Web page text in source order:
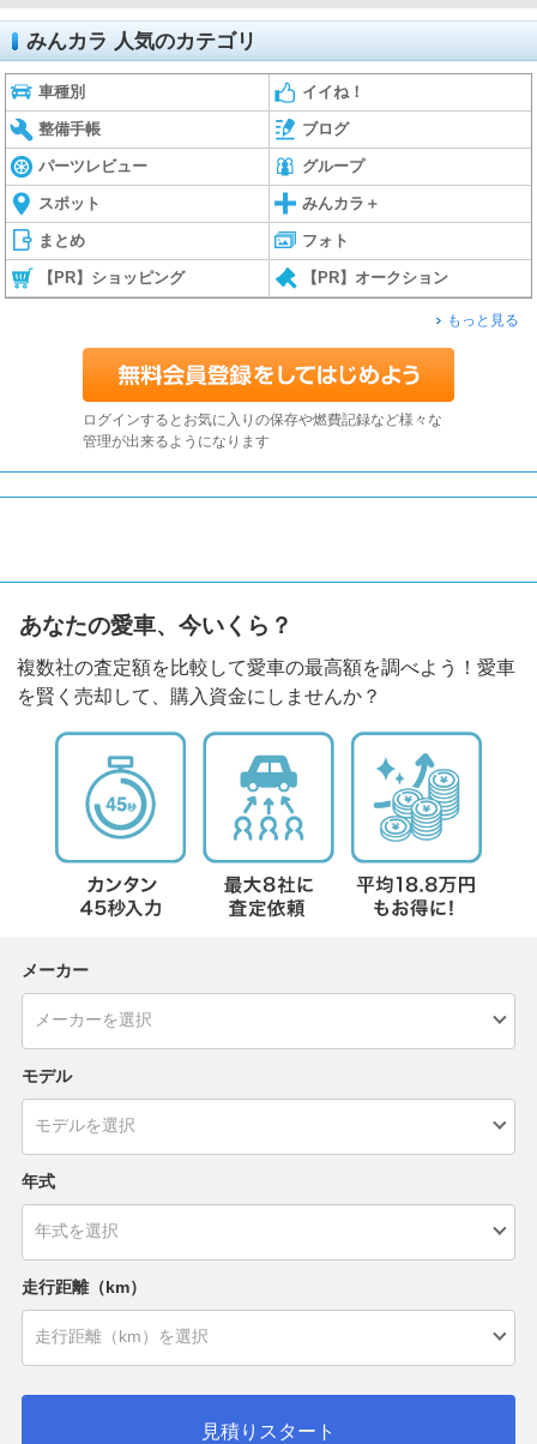
みんカラ 人気のカテゴリ
車種別 イイね！
整備手帳 ブログ
パーツレビュー グループ
スポット みんカラ＋
まとめ フォト
【PR】ショッピング 【PR】オークション
もっと見る
ログインするとお気に入りの保存や燃費記録など様々な
管理が出来るようになります
あなたの愛車、今いくら？
複数社の査定額を比較して愛車の最高額を調べよう！愛車
を賢く売却して、購入資金にしませんか？
メーカー
モデル
年式
走行距離（km）
見積りスタート